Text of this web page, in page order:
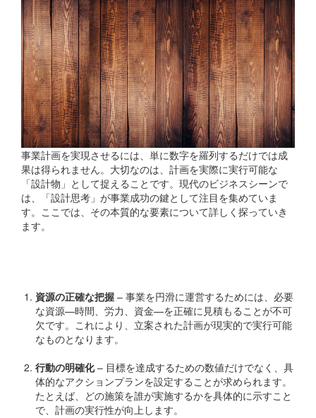
事業計画を実現させるには、単に数字を羅列するだけでは成
果は得られません。大切なのは、計画を実際に実行可能な
「設計物」として捉えることです。現代のビジネスシーンで
は、「設計思考」が事業成功の鍵として注目を集めていま
す。ここでは、その本質的な要素について詳しく探っていき
ます。
資源の正確な把握 – 事業を円滑に運営するためには、必要
な資源—時間、労力、資金—を正確に見積もることが不可
欠です。これにより、立案された計画が現実的で実行可能
なものとなります。
行動の明確化– 目標を達成するための数値だけでなく、具
体的なアクションプランを設定することが求められます。
たとえば、どの施策を誰が実施するかを具体的に示すこと
で、計画の実行性が向上します。